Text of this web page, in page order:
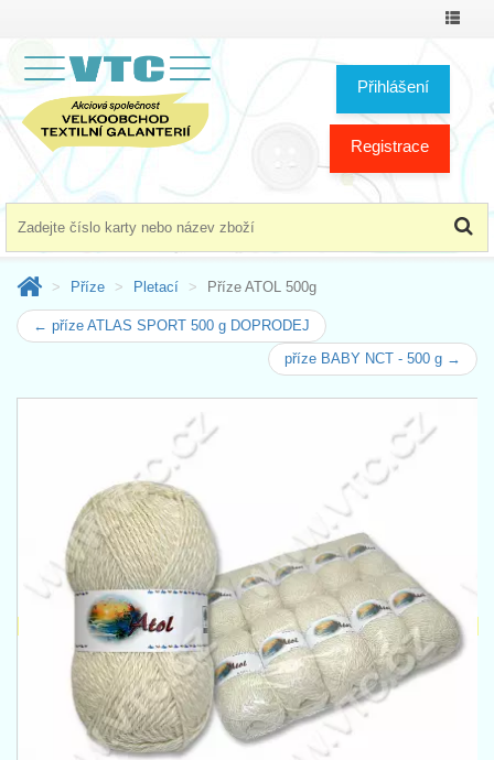
Přihlášení
Registrace
Příze Pletací Příze ATOL 500g
← příze ATLAS SPORT 500 g DOPRODEJ
příze BABY NCT - 500 g →